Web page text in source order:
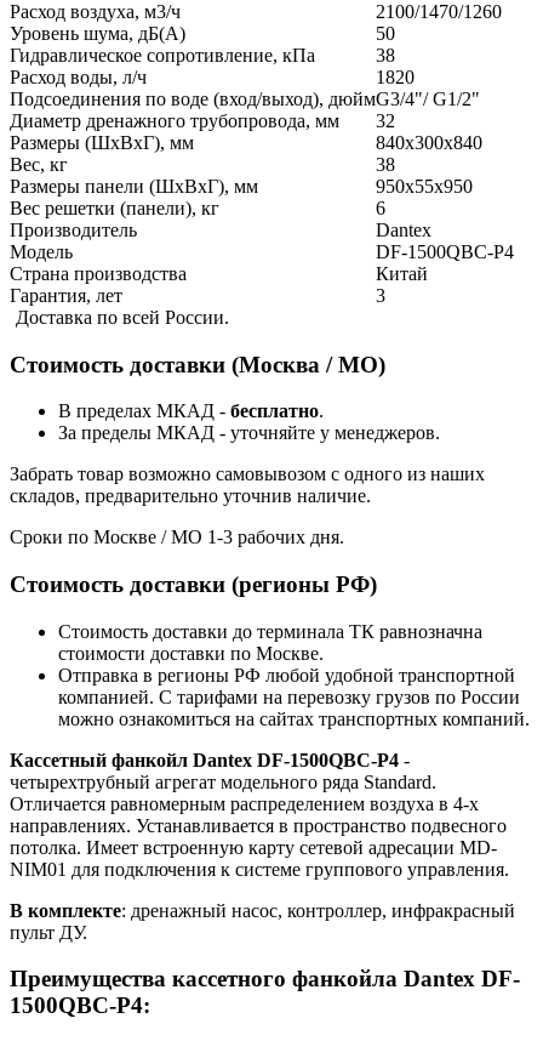
Расход воздуха, м3/ч
2100/1470/1260
Уровень шума, дБ(А)
50
Гидравлическое сопротивление, кПа
38
Расход воды, л/ч
1820
Подсоединения по воде (вход/выход), дюймG3/4"/ G1/2"
Диаметр дренажного трубопровода, мм
32
Размеры (ШxВxГ), мм
840х300х840
Вес, кг
38
Размеры панели (ШxВxГ), мм
950х55х950
Вес решетки (панели), кг
6
Производитель
Dantex
Модель
DF-1500QBC-P4
Страна производства
Китай
Гарантия, лет
3
Доставка по всей России.
Стоимость доставки (Москва / МО)
В пределах МКАД - бесплатно.
За пределы МКАД - уточняйте у менеджеров.
Забрать товар возможно самовывозом с одного из наших
складов, предварительно уточнив наличие.
Сроки по Москве / МО 1-3 рабочих дня.
Стоимость доставки (регионы РФ)
Стоимость доставки до терминала ТК равнозначна
стоимости доставки по Москве.
Отправка в регионы РФ любой удобной транспортной
компанией. С тарифами на перевозку грузов по России
можно ознакомиться на сайтах транспортных компаний.
Кассетный фанкойл Dantex DF-1500QBC-P4 -
четырехтрубный агрегат модельного ряда Standard.
Отличается равномерным распределением воздуха в 4-х
направлениях. Устанавливается в пространство подвесного
потолка. Имеет встроенную карту сетевой адресации MD-
NIM01 для подключения к системе группового управления.
В комплекте: дренажный насос, контроллер, инфракрасный
пульт ДУ.
Преимущества кассетного фанкойла Dantex DF-
1500QBC-P4: